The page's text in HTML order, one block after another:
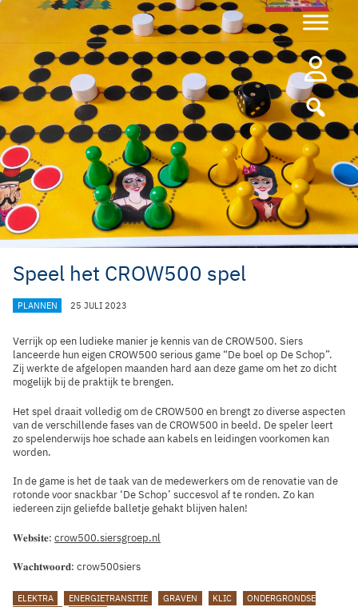
Ga
de
inhoud
Speel het CROW500 spel
CATEGORIEËN
PLANNEN 25 JULI 2023
Verrijk op een ludieke manier je kennis van de CROW500. Siers
lanceerde hun eigen CROW500 serious game “De boel op De Schop”.
Zij werkte de afgelopen maanden hard aan deze game om het zo dicht
mogelijk bij de praktijk te brengen.
Het spel draait volledig om de CROW500 en brengt zo diverse aspecten
van de verschillende fases van de CROW500 in beeld. De speler leert
zo spelenderwijs hoe schade aan kabels en leidingen voorkomen kan
worden.
In de game is het de taak van de medewerkers om de renovatie van de
rotonde voor snackbar ‘De Schop’ succesvol af te ronden. Zo kan
iedereen zijn geliefde balletje gehakt blijven halen!
𝐖𝐞𝐛𝐬𝐢𝐭𝐞: crow500.siersgroep.nl
𝐖𝐚𝐜𝐡𝐭𝐰𝐨𝐨𝐫𝐝: crow500siers
TAGS
ELEKTRA ENERGIETRANSITIE GRAVEN KLIC
ONDERGRONDSE